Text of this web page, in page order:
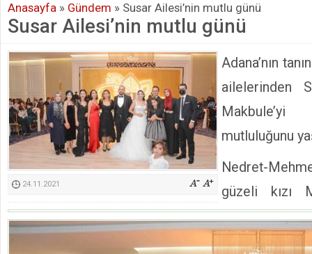
Hak-İş Abdurrahman Yücel
HDP İL BİNASININ ÖNÜNDE ANNELER TARİH
CEYHAN TİCARET ODASI
Hainler emellerine asla erişemeyecekler
BÖLGEMİZ ÇUKUROVA’DA 2019 YILI PAMUK
İyi Parti Yüreğir İlçe Başkanı Enis Akyürek
Kimyasallardan Koruma Derneği Başkanı Cennet Çelik
Anasayfa » Gündem » Susar Ailesi’nin mutlu günü
Susar Ailesi’nin mutlu günü
24.11.2021
Adana’nın
ailelerinden
mutluluğunu
Nedret-
güzeli kızı